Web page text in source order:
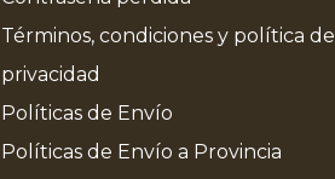
Términos, condiciones y política de
privacidad
Políticas de Envío
Políticas de Envío a Provincia